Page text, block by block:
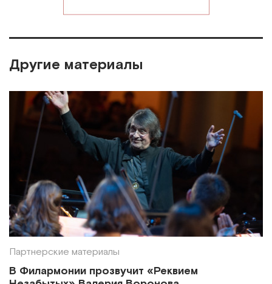
Другие материалы
Партнерские материалы
В Филармонии прозвучит «Реквием